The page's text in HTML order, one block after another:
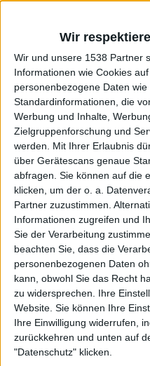
Wir
Wir und unsere 1538 Partner
Informationen wie Cookies
personenbezogene Daten
Standardinformationen, die
Werbung und Inhalte,
Zielgruppenforschung und
werden. Mit Ihrer Erlaubnis
über Gerätescans genaue
abfragen. Sie können auf die
klicken, um der o. a.
Partner zuzustimmen.
Informationen zugreifen und
Sie der Verarbeitung
beachten Sie, dass die
personenbezogenen Daten
kann, obwohl Sie das Recht
zu widersprechen. Ihre
Website. Sie können Ihre
Ihre Einwilligung widerrufen,
zurückkehren und unten auf
"Datenschutz" klicken.
Folge 580